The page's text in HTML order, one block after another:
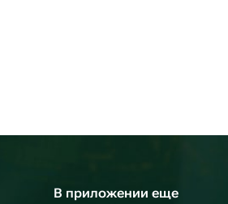
В приложении еще